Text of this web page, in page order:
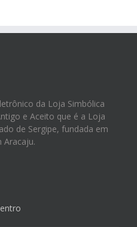
da Loja Simbólica
e Aceito que é a Loja
de Sergipe, fundada em
Aracaju.